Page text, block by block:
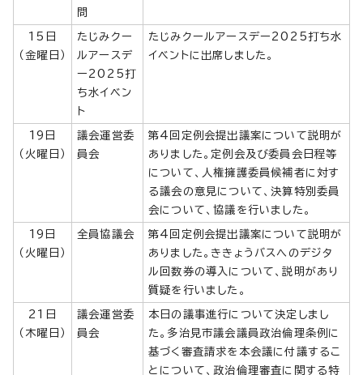
問
15日
（金曜日）
たじみクー
ルアースデ
ー2025打
ち水イベン
ト
たじみクールアースデー2025打ち水
イベントに出席しました。
19日
（火曜日）
議会運営委
員会
第4回定例会提出議案について説明が
ありました。定例会及び委員会日程等
について、人権擁護委員候補者に対す
る議会の意見について、決算特別委員
会について、協議を行いました。
19日
（火曜日）
全員協議会
第4回定例会提出議案について説明が
ありました。ききょうバスへのデジタ
ル回数券の導入について、説明があり
質疑を行いました。
21日
（木曜日）
議会運営委
員会
本日の議事進行について決定しまし
た。多治見市議会議員政治倫理条例に
基づく審査請求を本会議に付議するこ
とについて、政治倫理審査に関する特